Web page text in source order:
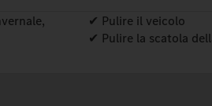
✔ Pulire il veicolo
✔ Pulire la scatola